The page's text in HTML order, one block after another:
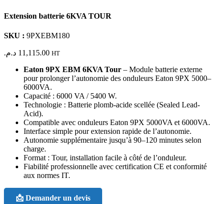
Extension batterie 6KVA TOUR
SKU : 9PXEBM180
11,115.00 د.م. HT
Eaton 9PX EBM 6KVA Tour – Module batterie externe
pour prolonger l’autonomie des onduleurs Eaton 9PX 5000–
6000VA.
Capacité : 6000 VA / 5400 W.
Technologie : Batterie plomb-acide scellée (Sealed Lead-
Acid).
Compatible avec onduleurs Eaton 9PX 5000VA et 6000VA.
Interface simple pour extension rapide de l’autonomie.
Autonomie supplémentaire jusqu’à 90–120 minutes selon
charge.
Format : Tour, installation facile à côté de l’onduleur.
Fiabilité professionnelle avec certification CE et conformité
aux normes IT.
📩 Demander un devis